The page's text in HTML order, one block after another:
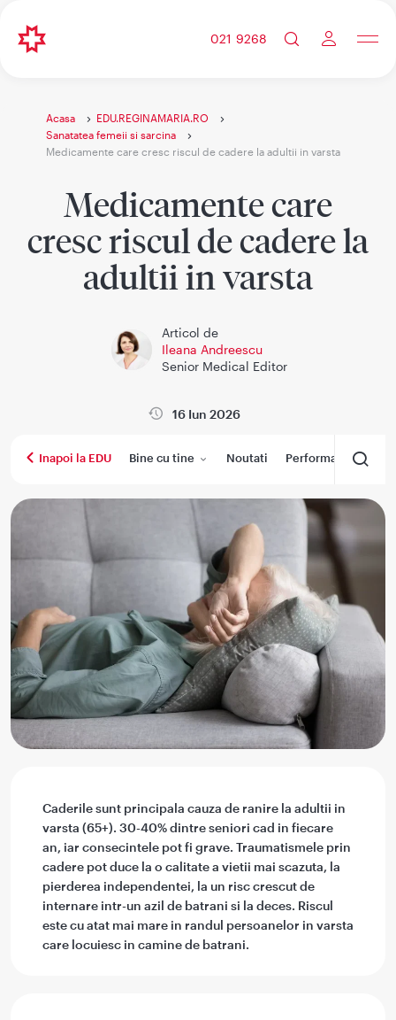
021 9268
Acasa
EDU.REGINAMARIA.RO
Sanatatea femeii si sarcina
Medicamente care cresc riscul de cadere la adultii in varsta
Medicamente care
cresc riscul de cadere la
adultii in varsta
Articol de
Ileana Andreescu
Senior Medical Editor
16 Iun 2026
Inapoi la EDU Bine cu tine Noutati Performanta
Caderile sunt principala cauza de ranire la adultii in
varsta (65+). 30-40% dintre seniori cad in fiecare
an, iar consecintele pot fi grave. Traumatismele prin
cadere pot duce la o calitate a vietii mai scazuta, la
pierderea independentei, la un risc crescut de
internare intr-un azil de batrani si la deces. Riscul
este cu atat mai mare in randul persoanelor in varsta
care locuiesc in camine de batrani.